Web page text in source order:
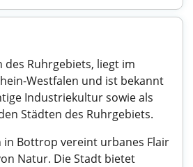
Ruhrgebiets, liegt im
Westfalen und ist bekannt
Industriekultur sowie als
Städten des Ruhrgebiets.
in Bottrop vereint urbanes Flair
Natur. Die Stadt bietet